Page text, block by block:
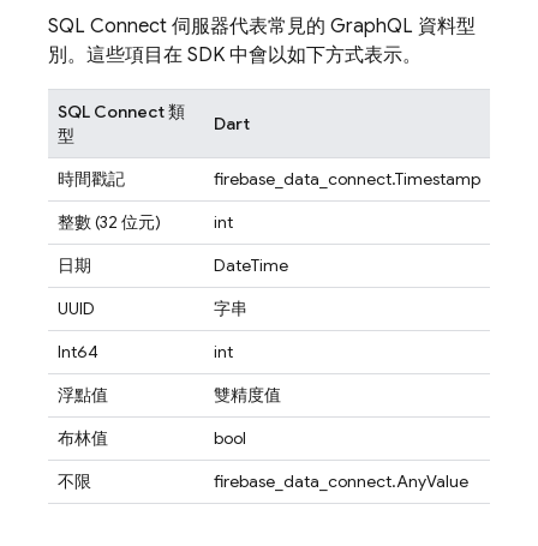
SQL Connect 伺服器代表常見的 GraphQL 資料型
別。這些項目在 SDK 中會以如下方式表示。
SQL Connect類
型
Dart
時間戳記
firebase_data_connect.Timestamp
整數 (32 位元)
int
日期
DateTime
UUID
字串
Int64
int
浮點值
雙精度值
布林值
bool
不限
firebase_data_connect.AnyValue